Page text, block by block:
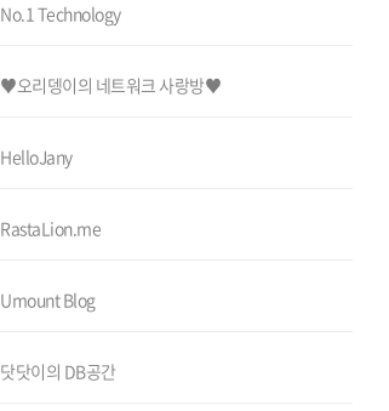
No.1 Technology
♥오리뎅이의 네트워크 사랑방♥
HelloJany
RastaLion.me
Umount Blog
닷닷이의 DB공간